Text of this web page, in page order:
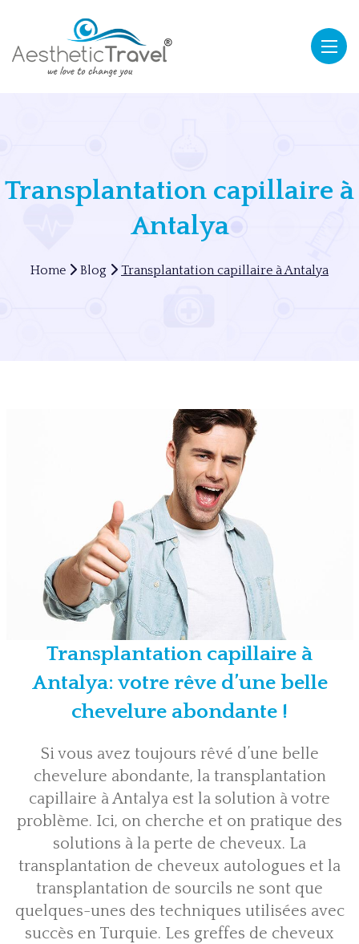
Transplantation capillaire à
Antalya
Home Blog Transplantation capillaire à Antalya
Transplantation capillaire à
Antalya: votre rêve d’une belle
chevelure abondante !
Si vous avez toujours rêvé d’une belle
chevelure abondante, la transplantation
capillaire à Antalya est la solution à votre
problème. Ici, on cherche et on pratique des
solutions à la perte de cheveux. La
transplantation de cheveux autologues et la
transplantation de sourcils ne sont que
quelques-unes des techniques utilisées avec
succès en Turquie. Les greffes de cheveux